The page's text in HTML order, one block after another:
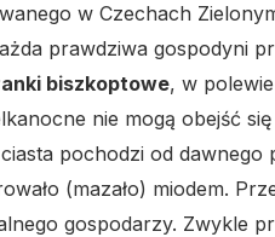
w Czechach
prawdziwa gospodyni
biszkoptowe, w
nie mogą obejść
pochodzi od
(mazało) miodem.
gospodarzy. Zwykle